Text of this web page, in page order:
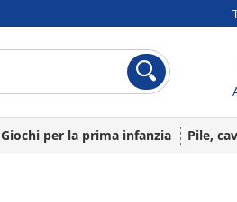
Giochi per la prima infanzia Pile,